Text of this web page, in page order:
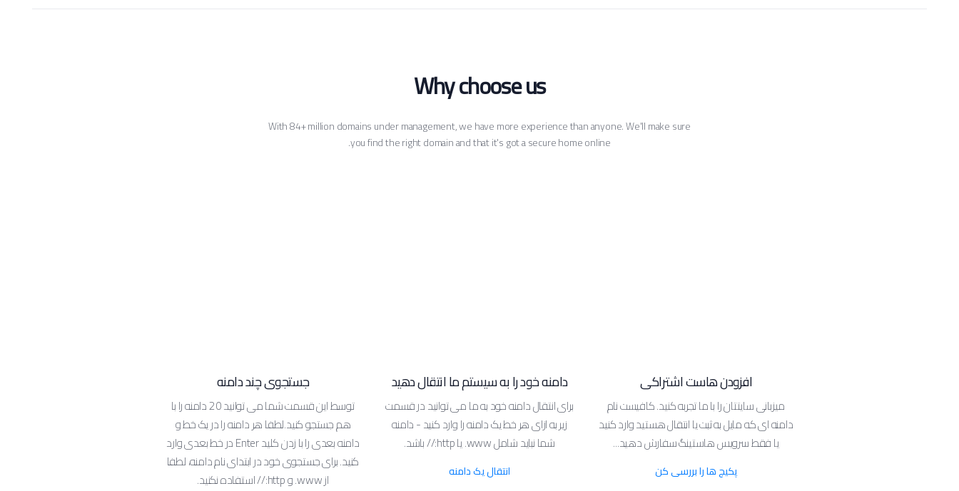
Why choose us
With 84+ million domains under management, we have more experience than anyone. We'll make sure
you find the right domain and that it's got a secure home online.
افزودن هاست اشتراکی
میزبانی سایتتان را با ما تجربه کنید. کافیست نام
دامنه ای که مایل به ثبت یا انتقال هستید وارد کنید
یا فقط سرویس هاستینگ سفارش دهید...
پکیج ها را بررسی کن
دامنه خود را به سیستم ما انتقال دهید
برای انتقال دامنه خود به ما می توانید در قسمت
زیر به ازای هر خط یک دامنه را وارد کنید - دامنه
شما نباید شامل www. یا http:// باشد.
انتقال یک دامنه
جستجوی چند دامنه
توسط این قسمت شما می توانید 20 دامنه را با
هم جستجو کنید.لطفا هر دامنه را در یک خط و
دامنه بعدی را با زدن کلید Enter در خط بعدی وارد
کنید. برای جستجوی خود در ابتدای نام دامنه، لطفا
از www. و http:// استفاده نکنید.